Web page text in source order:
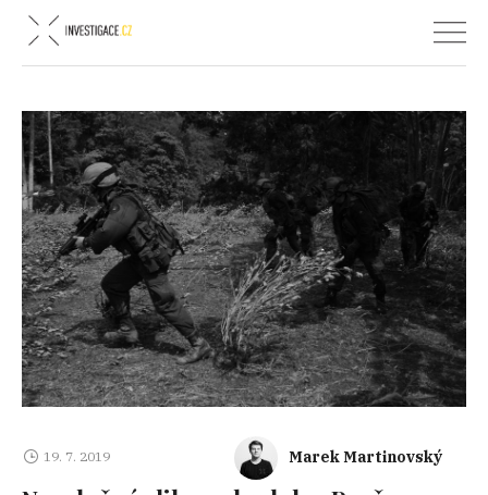
19. 7. 2019 Marek Martinovský